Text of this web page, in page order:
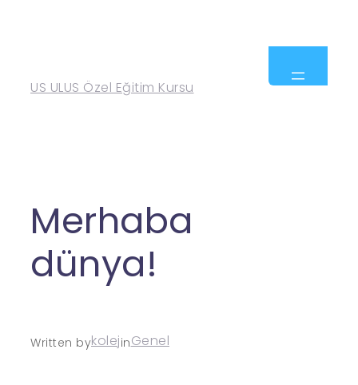
US ULUS Özel Eğitim Kursu
Merhaba
dünya!
Written bykolejinGenel